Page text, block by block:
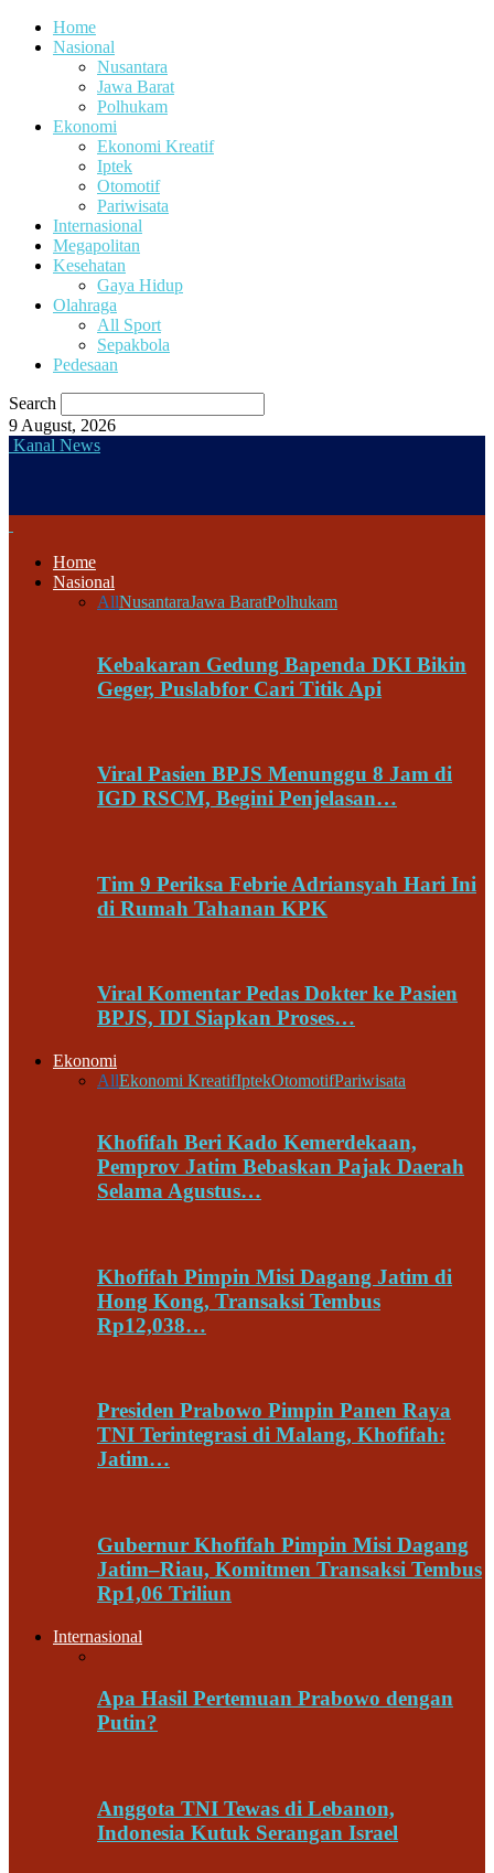
Home
Nasional
Nusantara
Jawa Barat
Polhukam
Ekonomi
Ekonomi Kreatif
Iptek
Otomotif
Pariwisata
Internasional
Megapolitan
Kesehatan
Gaya Hidup
Olahraga
All Sport
Sepakbola
Pedesaan
Search
9 August, 2026
Kanal News
Home
Nasional
AllNusantaraJawa BaratPolhukam
Kebakaran Gedung Bapenda DKI Bikin
Geger, Puslabfor Cari Titik Api
Viral Pasien BPJS Menunggu 8 Jam di
IGD RSCM, Begini Penjelasan…
Tim 9 Periksa Febrie Adriansyah Hari Ini
di Rumah Tahanan KPK
Viral Komentar Pedas Dokter ke Pasien
BPJS, IDI Siapkan Proses…
Ekonomi
AllEkonomi KreatifIptekOtomotifPariwisata
Khofifah Beri Kado Kemerdekaan,
Pemprov Jatim Bebaskan Pajak Daerah
Selama Agustus…
Khofifah Pimpin Misi Dagang Jatim di
Hong Kong, Transaksi Tembus
Rp12,038…
Presiden Prabowo Pimpin Panen Raya
TNI Terintegrasi di Malang, Khofifah:
Jatim…
Gubernur Khofifah Pimpin Misi Dagang
Jatim–Riau, Komitmen Transaksi Tembus
Rp1,06 Triliun
Internasional
Apa Hasil Pertemuan Prabowo dengan
Putin?
Anggota TNI Tewas di Lebanon,
Indonesia Kutuk Serangan Israel